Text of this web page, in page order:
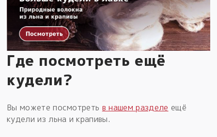
Где посмотреть ещё
кудели?
Вы можете посмотреть в нашем разделе ещё
кудели из льна и крапивы.